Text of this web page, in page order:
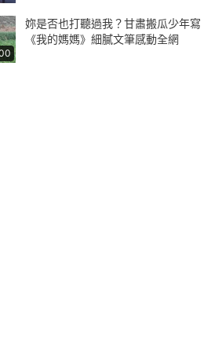
妳是否也打聽過我？甘肅搬瓜少年寫
《我的媽媽》細膩文筆感動全網